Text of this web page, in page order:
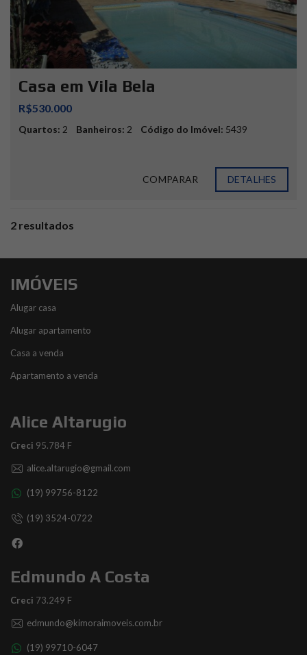
Casa em Vila Bela
R$530.000
Quartos: 2 Banheiros: 2 Código do Imóvel: 5439
COMPARAR DETALHES
2 resultados
IMÓVEIS
Alugar casa
Alugar apartamento
Casa a venda
Apartamento a venda
Alice Altarugio
Creci 95.784 F
alice.altarugio@gmail.com
(19) 99756-8122
(19) 3524-0722
Edmundo A Costa
Creci 73.249 F
edmundo@kimoraimoveis.com.br
(19) 99710-6047